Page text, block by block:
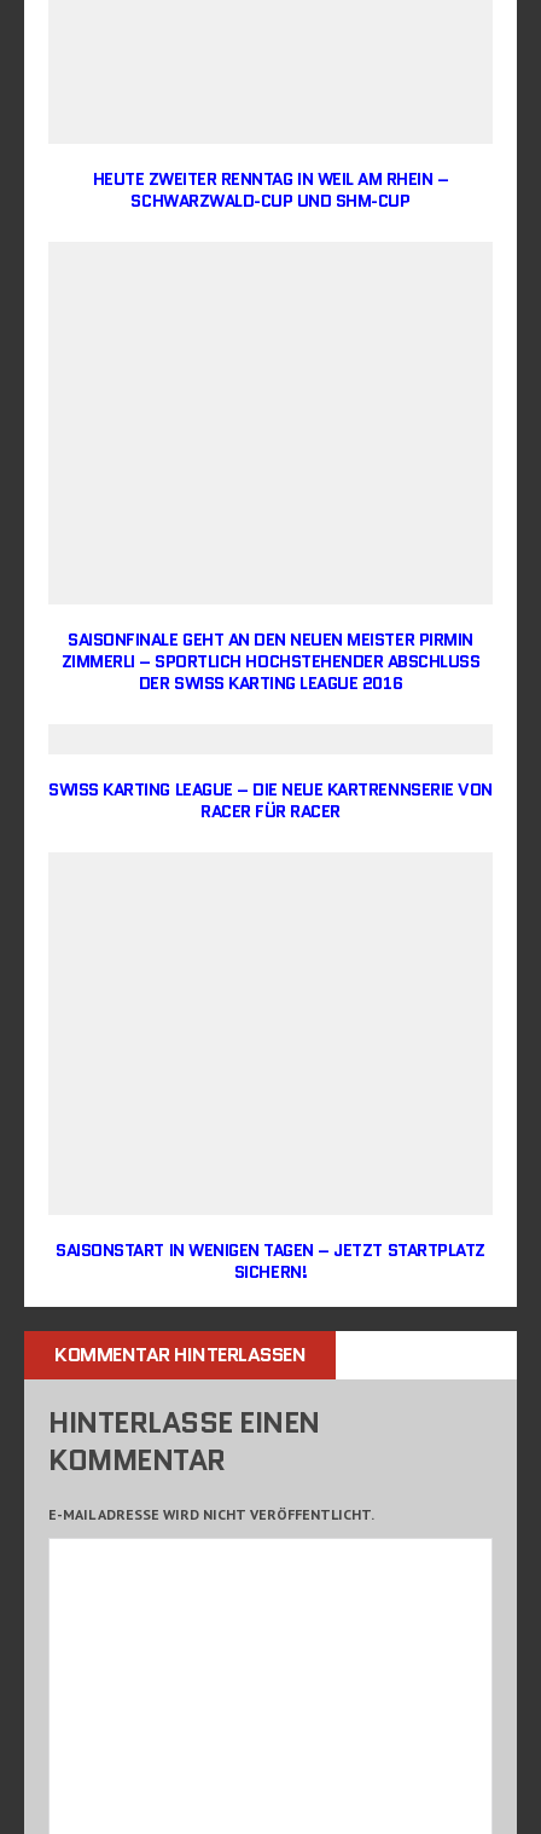
HEUTE ZWEITER RENNTAG IN WEIL AM RHEIN –
SCHWARZWALD-CUP UND SHM-CUP
SAISONFINALE GEHT AN DEN NEUEN MEISTER PIRMIN
ZIMMERLI – SPORTLICH HOCHSTEHENDER ABSCHLUSS
DER SWISS KARTING LEAGUE 2016
SWISS KARTING LEAGUE – DIE NEUE KARTRENNSERIE VON
RACER FÜR RACER
SAISONSTART IN WENIGEN TAGEN – JETZT STARTPLATZ
SICHERN!
KOMMENTAR HINTERLASSEN
HINTERLASSE EINEN
KOMMENTAR
E-MAIL ADRESSE WIRD NICHT VERÖFFENTLICHT.